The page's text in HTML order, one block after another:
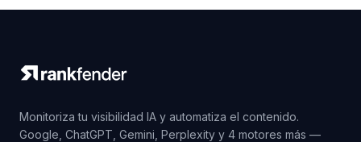
Monitoriza tu visibilidad IA y automatiza el contenido.
Google, ChatGPT, Gemini, Perplexity y 4 motores más —